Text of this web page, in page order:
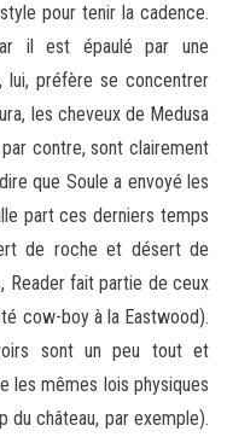
pour tenir la cadence.
il est épaulé par une
lui, préfère se concentrer
les cheveux de Medusa
contre, sont clairement
que Soule a envoyé les
part ces derniers temps
de roche et désert de
Reader fait partie de ceux
cow-boy à la Eastwood).
sont un peu tout et
les mêmes lois physiques
du château, par exemple).